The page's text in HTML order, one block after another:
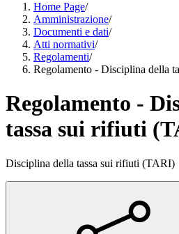
Home Page/
Amministrazione/
Documenti e dati/
Atti normativi/
Regolamenti/
Regolamento - Disciplina della
Regolamento -
tassa sui rifiuti
Disciplina della tassa sui rifiuti (TARI)